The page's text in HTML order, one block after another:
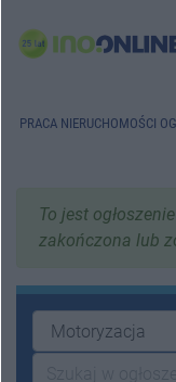
PRACA NIERUCHOMOŚCI
To jest
zakończona lub